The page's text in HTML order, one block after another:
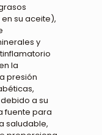
su aceite),
y
la
presión
a su
fuente para
saludable,